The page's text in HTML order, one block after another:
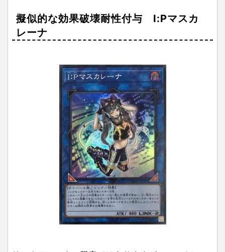
擬似的な効果破壊耐性付与 I:Pマスカ
レーナ